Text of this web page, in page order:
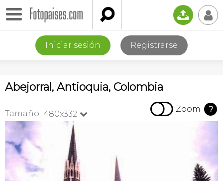
 📤 👤
Iniciar sesión Registrarse
Abejorral, Antioquia, Colombia
Tamaño: 480x332   Zoom ?